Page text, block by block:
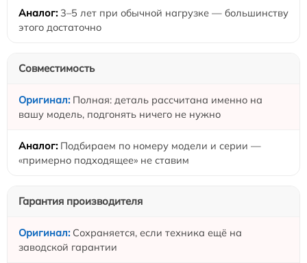
3–5 лет при обычной нагрузке — большинству
этого достаточно
Совместимость
Полная: деталь рассчитана именно на
вашу модель, подгонять ничего не нужно
Подбираем по номеру модели и серии —
«примерно подходящее» не ставим
Гарантия производителя
Сохраняется, если техника ещё на
заводской гарантии